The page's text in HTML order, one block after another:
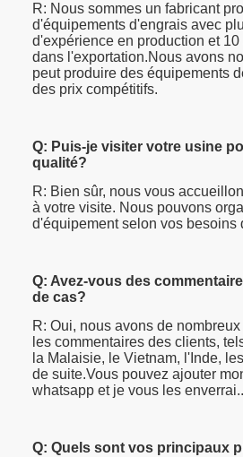
R: Nous sommes un fabricant
d'équipements d'engrais avec
d'expérience en production et
dans l'exportation.Nous avons
peut produire des équipements
des prix compétitifs.
Q: Puis-je visiter votre usine
qualité?
R: Bien sûr, nous vous
à votre visite. Nous pouvons
d'équipement selon vos besoins
Q: Avez-vous des
de cas?
R: Oui, nous avons de
les commentaires des clients,
la Malaisie, le Vietnam, l'Inde,
de suite.Vous pouvez ajouter
whatsapp et je vous les enverrai..
Q: Quels sont vos principaux